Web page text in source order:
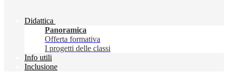
Didattica
Panoramica
Offerta formativa
I progetti delle classi
Info utili
Inclusione